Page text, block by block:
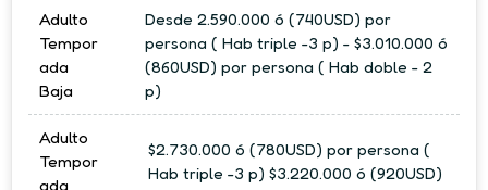
Adulto
Tempor
ada
Baja
Desde 2.590.000 ó (740USD) por
persona ( Hab triple -3 p) - $3.010.000 ó
(860USD) por persona ( Hab doble - 2
p)
Adulto
Tempor
ada
$2.730.000 ó (780USD) por persona (
Hab triple -3 p) $3.220.000 ó (920USD)